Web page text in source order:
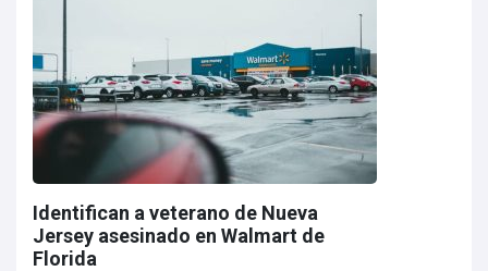
Identifican a veterano de Nueva
Jersey asesinado en Walmart de
Florida